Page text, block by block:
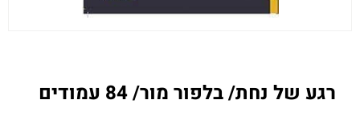
רגע של נחת/ בלפור מור/ 84 עמודים